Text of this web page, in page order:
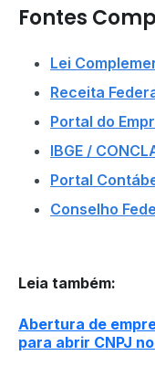
Fontes
Lei
Receita
Portal do
IBGE /
Portal
Conselho
Leia também:
Abertura de
para abrir CNPJ